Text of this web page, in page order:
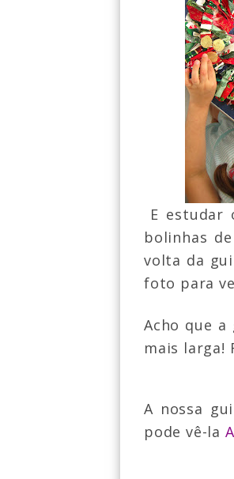
E estudar
bolinhas
volta da
foto para
Acho que
mais larga!
A nossa
pode vê-la